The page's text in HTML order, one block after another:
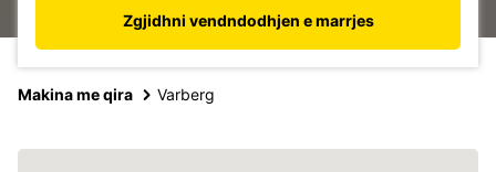
Zgjidhni vendndodhjen e marrjes
Makina me qira Varberg